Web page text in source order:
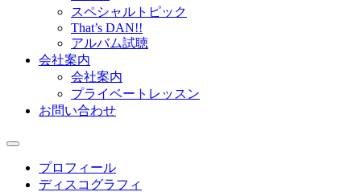
スペシャルトピック
That’s DAN!!
アルバム試聴
会社案内
会社案内
プライベートレッスン
お問い合わせ
プロフィール
ディスコグラフィ